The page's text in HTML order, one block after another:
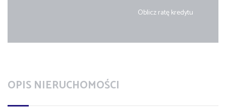
Oblicz ratę kredytu
OPIS NIERUCHOMOŚCI